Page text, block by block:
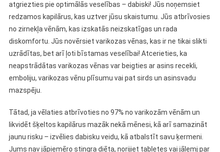
atgriezties pie optimālās veselības – dabiski! Jūs noņemsiet
redzamos kapilārus, kas uztver jūsu skaistumu. Jūs atbrīvosies
no zirnekļa vēnām, kas izskatās neizskatīgas un rada
diskomfortu. Jūs novērsiet varikozas vēnas, kas ir ne tikai slikti
uzrādītas, bet arī ļoti bīstamas veselībai! Atcerieties, ka
neapstrādātas varikozas vēnas var beigties ar asins recekli,
emboliju, varikozas vēnu plīsumu vai pat sirds un asinsvadu
mazspēju.
Tātad, ja vēlaties atbrīvoties no 97% no varikozām vēnām un
likvidēt šķeltos kapilārus mazāk nekā mēnesi, kā arī samazināt
jaunu risku – izvēlies dabisku veidu, kā atbalstīt savu ķermeni.
Jums nav jāpiemēro stingra diēta, norijiet tabletes vai jālemj par